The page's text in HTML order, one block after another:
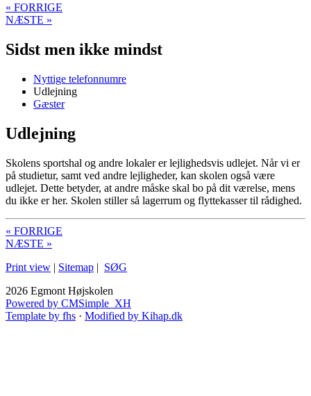
« FORRIGE
NÆSTE »
Sidst men ikke mindst
Nyttige telefonnumre
Udlejning
Gæster
Udlejning
Skolens sportshal og andre lokaler er lejlighedsvis udlejet. Når vi er
på studietur, samt ved andre lejligheder, kan skolen også være
udlejet. Dette betyder, at andre måske skal bo på dit værelse, mens
du ikke er her. Skolen stiller så lagerrum og flyttekasser til rådighed.
« FORRIGE
NÆSTE »
Print view | Sitemap | SØG
2026 Egmont Højskolen
Powered by CMSimple_XH
Template by fhs · Modified by Kihap.dk